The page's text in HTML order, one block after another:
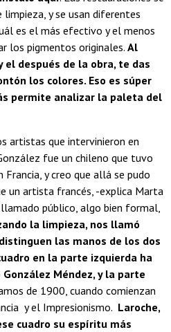
limpieza, y se usan diferentes
es el más efectivo y el menos
los pigmentos originales. Al
el después de la obra, te das
los colores. Eso es súper
permite analizar la paleta del
artistas que intervinieron en
fue un chileno que tuvo
y creo que allá se pudo
un artista francés, -explica Marta
público, algo bien formal,
la limpieza, nos llamó
las manos de los dos
en la parte izquierda ha
Méndez, y la parte
de 1900, cuando comienzan
y el Impresionismo. Laroche,
cuadro su espíritu más